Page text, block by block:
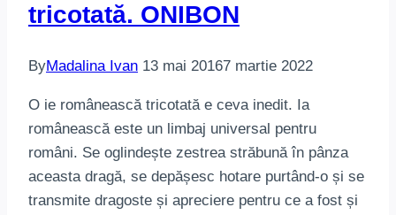
tricotată. ONIBON
ByMadalina Ivan 13 mai 20167 martie 2022
O ie românească tricotată e ceva inedit. Ia
românească este un limbaj universal pentru
români. Se oglindește zestrea străbună în pânza
aceasta dragă, se depășesc hotare purtând-o și se
transmite dragoste și apreciere pentru ce a fost și